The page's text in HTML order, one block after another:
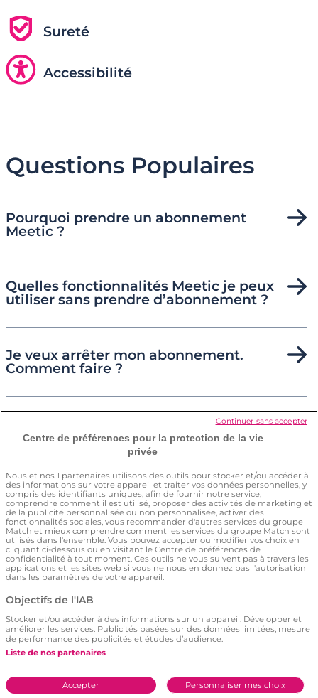
Sureté
Accessibilité
Questions Populaires
Pourquoi prendre un abonnement
Meetic ?
Quelles fonctionnalités Meetic je peux
utiliser sans prendre d’abonnement ?
Je veux arrêter mon abonnement.
Comment faire ?
Comment supprimer mon compte ?
Comment s’assurer de ma sécurité sur
le site ?
Conditions générales
Signaler un contenu illégal
Centre de préférences pour la protection de la vie
privée
Nous et nos 1 partenaires utilisons des outils pour stocker et/ou accéder à
des informations sur votre appareil et traiter vos données personnelles, y
compris des identifiants uniques, afin de fournir notre service,
comprendre comment il est utilisé, proposer des activités de marketing et
de la publicité personnalisée ou non personnalisée, activer des
fonctionnalités sociales, vous recommander d'autres services du groupe
Match et mieux comprendre comment les services du groupe Match sont
utilisés dans l'ensemble. Vous pouvez accepter ou modifier vos choix en
cliquant ci-dessous ou en visitant le Centre de préférences de
confidentialité à tout moment. Ces outils ne vous suivent pas à travers les
applications et les sites web si vous ne nous en donnez pas l'autorisation
dans les paramètres de votre appareil.
Objectifs de l'IAB
Stocker et/ou accéder à des informations sur un appareil. Développer et
améliorer les services. Publicités basées sur des données limitées, mesure
de performance des publicités et études d’audience.
Liste de nos partenaires
Personnaliser mes choix
Accepter
Continuer sans accepter